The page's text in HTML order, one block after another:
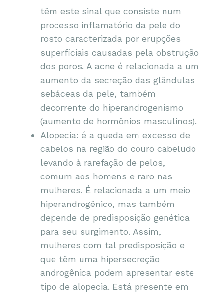
têm este sinal que consiste num
processo inflamatório da pele do
rosto caracterizada por erupções
superficiais causadas pela obstrução
dos poros. A acne é relacionada a um
aumento da secreção das glândulas
sebáceas da pele, também
decorrente do hiperandrogenismo
(aumento de hormônios masculinos).
Alopecia: é a queda em excesso de
cabelos na região do couro cabeludo
levando à rarefação de pelos,
comum aos homens e raro nas
mulheres. É relacionada a um meio
hiperandrogênico, mas também
depende de predisposição genética
para seu surgimento. Assim,
mulheres com tal predisposição e
que têm uma hipersecreção
androgênica podem apresentar este
tipo de alopecia. Está presente em